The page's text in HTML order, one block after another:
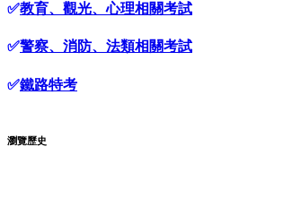
✅教育、觀光、心理相關考試
✅警察、消防、法類相關考試
✅鐵路特考
瀏覽歷史